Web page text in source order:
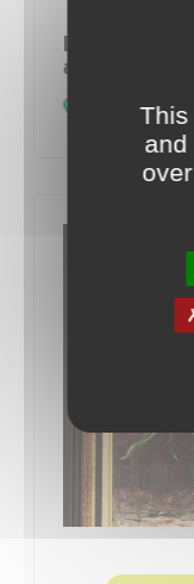
Exposition
aujourd'hui"
Salle du
and